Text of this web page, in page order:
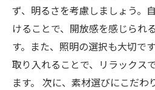
ず、明るさを考慮しましょう。
けることで、開放感を感じられ
す。また、照明の選択も大切で
取り入れることで、リラックス
ます。 次に、素材選びにこだわ